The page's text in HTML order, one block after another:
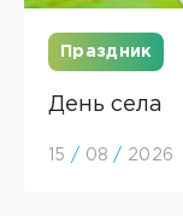
Праздник
День села
15 / 08 / 2026